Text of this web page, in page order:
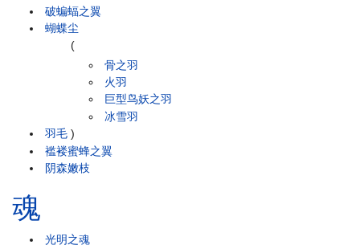
破蝙蝠之翼
蝴蝶尘
羽毛
(
骨之羽
火羽
巨型鸟妖之羽
冰雪羽
)
褴褛蜜蜂之翼
阴森嫩枝
魂
光明之魂